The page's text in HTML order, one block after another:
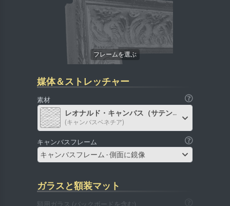
媒体＆ストレッチャー
素材
レオナルド・キャンバス（サテン）
(キャンバスベネチア)
キャンバスフレーム
キャンバスフレーム - 側面に鏡像
ガラスと額装マット
額用ガラス (バックボードを含む)